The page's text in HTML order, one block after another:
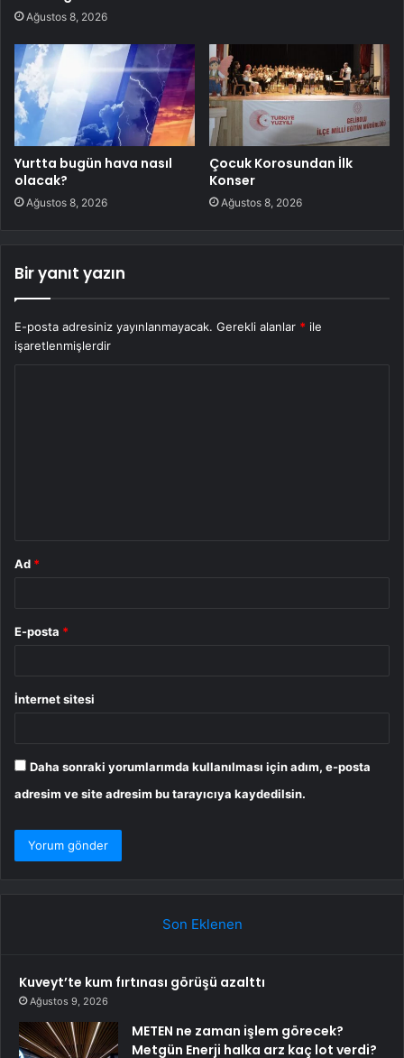
Ağustos 8, 2026
Yurtta bugün hava nasıl
olacak?
Ağustos 8, 2026
Çocuk Korosundan İlk
Konser
Ağustos 8, 2026
Bir yanıt yazın
E-posta adresiniz yayınlanmayacak. Gerekli alanlar * ile
işaretlenmişlerdir
Ad *
E-posta *
İnternet sitesi
Daha sonraki yorumlarımda kullanılması için adım, e-posta
adresim ve site adresim bu tarayıcıya kaydedilsin.
Son Eklenen
Kuveyt’te kum fırtınası görüşü azalttı
Ağustos 9, 2026
METEN ne zaman işlem görecek?
Metgün Enerji halka arz kaç lot verdi?